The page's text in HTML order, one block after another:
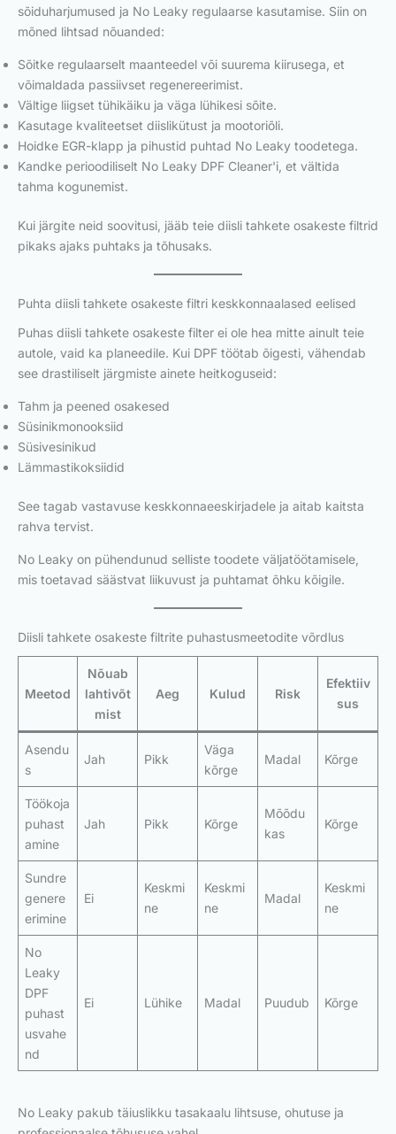
sõiduharjumused ja No Leaky regulaarse kasutamise. Siin on
mõned lihtsad nõuanded:
Sõitke regulaarselt maanteedel või suurema kiirusega, et
võimaldada passiivset regenereerimist.
Vältige liigset tühikäiku ja väga lühikesi sõite.
Kasutage kvaliteetset diislikütust ja mootoriõli.
Hoidke EGR-klapp ja pihustid puhtad No Leaky toodetega.
Kandke perioodiliselt No Leaky DPF Cleaner'i, et vältida
tahma kogunemist.
Kui järgite neid soovitusi, jääb teie diisli tahkete osakeste filtrid
pikaks ajaks puhtaks ja tõhusaks.
Puhta diisli tahkete osakeste filtri keskkonnaalased eelised
Puhas diisli tahkete osakeste filter ei ole hea mitte ainult teie
autole, vaid ka planeedile. Kui DPF töötab õigesti, vähendab
see drastiliselt järgmiste ainete heitkoguseid:
Tahm ja peened osakesed
Süsinikmonooksiid
Süsivesinikud
Lämmastikoksiidid
See tagab vastavuse keskkonnaeeskirjadele ja aitab kaitsta
rahva tervist.
No Leaky on pühendunud selliste toodete väljatöötamisele,
mis toetavad säästvat liikuvust ja puhtamat õhku kõigile.
Diisli tahkete osakeste filtrite puhastusmeetodite võrdlus
Meetod
Nõuab
lahtivõt
mist
Aeg Kulud Risk
Efektiiv
sus
Asendu
s
Jah Pikk
Väga
kõrge
Madal Kõrge
Töökoja
puhast
amine
Jah Pikk Kõrge
Mõõdu
kas
Kõrge
Sundre
genere
erimine
Ei
Keskmi
ne
Keskmi
ne
Madal
Keskmi
ne
No
Leaky
DPF
puhast
usvahe
nd
Ei Lühike Madal Puudub Kõrge
No Leaky pakub täiuslikku tasakaalu lihtsuse, ohutuse ja